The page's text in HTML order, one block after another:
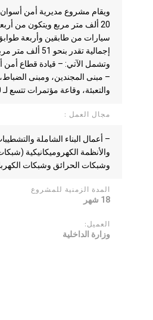
ويقام مشروع مديرية أمن
20 ألف متر مربع ويتكون من
سيارات من طابقين وأربعة
إجمالية تقدر بنحو 51 ألف متر مربع.
وتشمل الآتي: – قيادة قطاع أمن
– مبنى المجندين، ومبنى الضباط،
والتعبئة، وقاعة مؤتمرات تتسع لـ 1500 شخص.
مجال العمل :
– أعمال البناء الشاملة
والأنظمة الكهروميكانيكية
وشبكات الحرائق وشبكات
المدة الزمنية للمشروع
18 شهر
العميل:
وزارة الداخلية